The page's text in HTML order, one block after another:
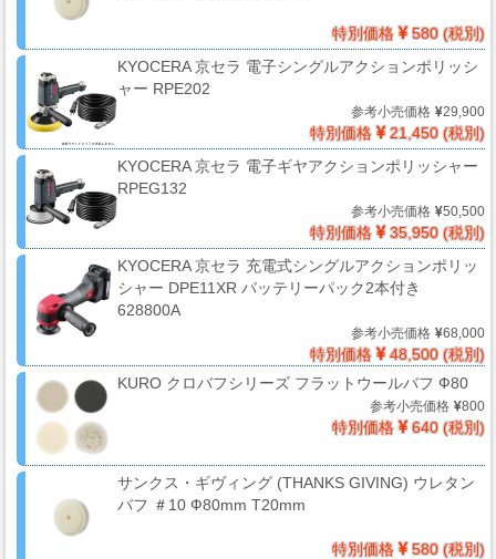
用
品
ペ
ー
パ
ー・
磨
用
磨
布
紙
特別価格
580 (税別)
KYOCERA 京セラ 電子シングルアクションポリッシ
ャー RPE202
参考小売価格 29,900
特別価格
21,450 (税別)
KYOCERA 京セラ 電子ギヤアクションポリッシャー
RPEG132
参考小売価格 50,500
特別価格
35,950 (税別)
KYOCERA 京セラ 充電式シングルアクションポリッ
シャー DPE11XR バッテリーパック2本付き
628800A
参考小売価格 68,000
特別価格
48,500 (税別)
KURO クロバフシリーズ フラットウールバフ Ф80
参考小売価格 800
特別価格 640 (税別)
サンクス・ギヴィング (THANKS GIVING) ウレタン
バフ ＃10 Ф80mm T20mm
特別価格 580 (税別)